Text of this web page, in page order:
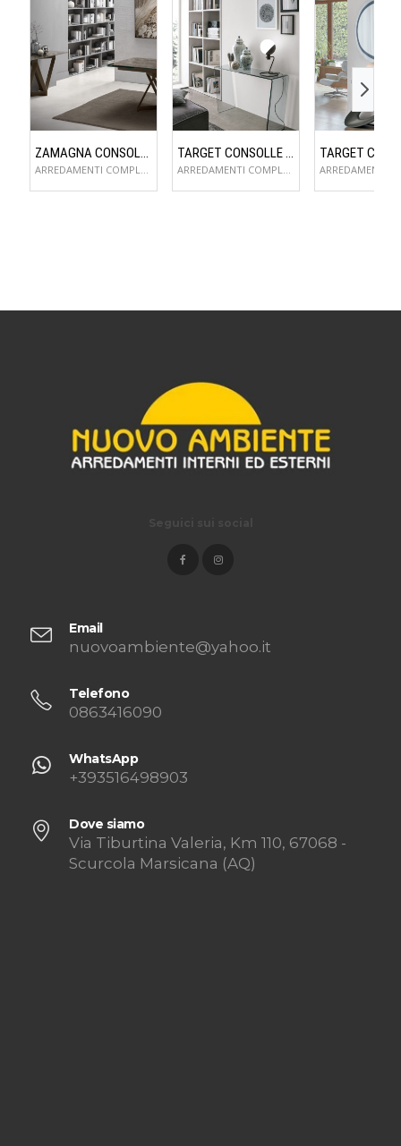
ZAMAGNA CONSOLLE FLAME
ARREDAMENTI COMPLEMENTI D'ARREDO
TARGET CONSOLLE CLIP
ARREDAMENTI COMPLEMENTI D'ARREDO
Email
nuovoambiente@yahoo.it
Telefono
0863416090
WhatsApp
+393516498903
Dove siamo
Via Tiburtina Valeria, Km 110, 67068 -
Scurcola Marsicana (AQ)